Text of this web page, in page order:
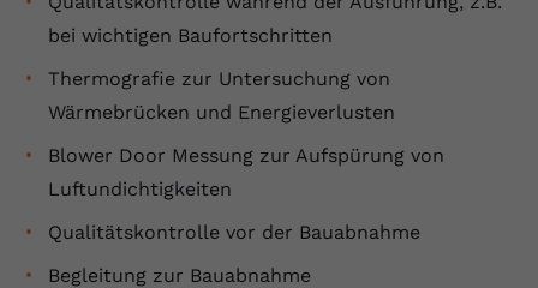
bei wichtigen Baufortschritten
Thermografie zur Untersuchung von
Wärmebrücken und Energieverlusten
Blower Door Messung zur Aufspürung von
Luftundichtigkeiten
Qualitätskontrolle vor der Bauabnahme
Begleitung zur Bauabnahme